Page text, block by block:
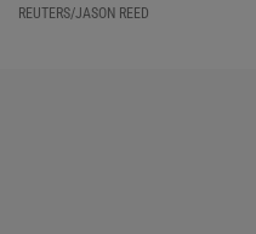
REUTERS/JASON REED